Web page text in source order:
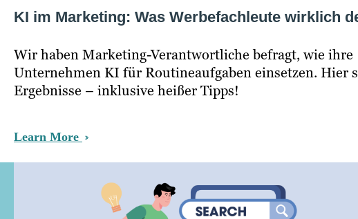
KI im Marketing: Was Werbefachleute wirklich
Wir haben Marketing-Verantwortliche befragt, wie ihre
Unternehmen KI für Routineaufgaben einsetzen. Hier
Ergebnisse – inklusive heißer Tipps!
Learn More